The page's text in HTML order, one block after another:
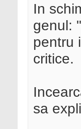
In
genul:
pentru
critice.
sa